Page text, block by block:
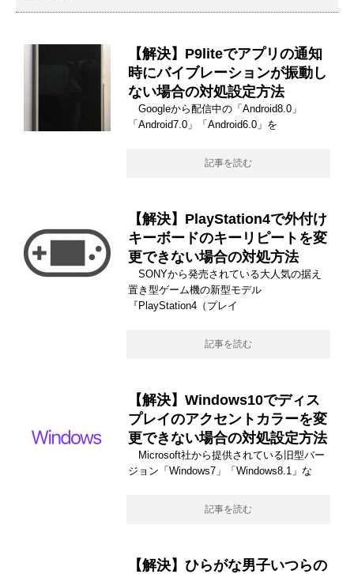
【解決】P9liteでアプリの通知
時にバイブレーションが振動し
ない場合の対処設定方法
Googleから配信中の「Android8.0」
「Android7.0」「Android6.0」を
記事を読む
【解決】PlayStation4で外付け
キーボードのキーリピートを変
更できない場合の対処方法
SONYから発売されている大人気の据え
置き型ゲーム機の新型モデル
『PlayStation4（プレイ
記事を読む
【解決】Windows10でディス
プレイのアクセントカラーを変
更できない場合の対処設定方法
Microsoft社から提供されている旧型バー
ジョン「Windows7」「Windows8.1」な
記事を読む
【解決】ひらがな男子いつらの